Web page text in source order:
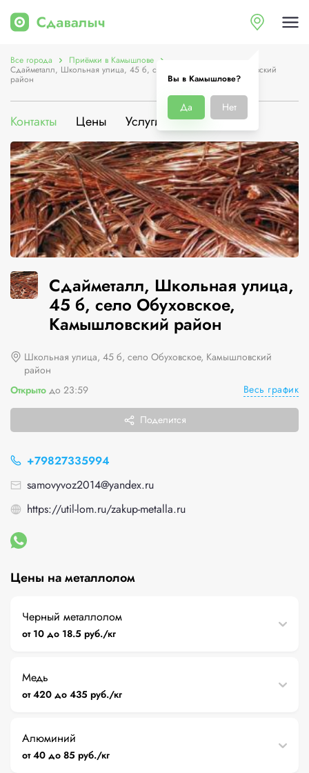
Вы в Камышлове?
Да Нет
Все города Приёмки в Камышлове
Сдайметалл, Школьная улица, 45 б, село Обуховское, Камышловский
район
Контакты Цены Услуги О компании
Сдайметалл, Школьная улица,
45 б, село Обуховское,
Камышловский район
Школьная улица, 45 б, село Обуховское, Камышловский
район
Открыто до 23:59 Весь график
Поделится
+79827335994
samovyvoz2014@yandex.ru
https://util-lom.ru/zakup-metalla.ru
Цены на металлолом
Черный металлолом
от 10 до 18.5 руб./кг
Медь
от 420 до 435 руб./кг
Алюминий
от 40 до 85 руб./кг